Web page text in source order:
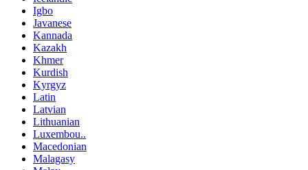
Igbo
Javanese
Kannada
Kazakh
Khmer
Kurdish
Kyrgyz
Latin
Latvian
Lithuanian
Luxembou..
Macedonian
Malagasy